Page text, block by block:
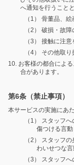
へ通知を行うこと
（1） 骨董品、
（2） 破損・故
（3） 接触に注
（4） その他取
10. お客様の都合によ
合があります。
第6条（禁止事項）
本サービスの実施にあ
（1） スタッフ
傷つける言動
（2） スタッフ
わいせつな
（3） スタッフ